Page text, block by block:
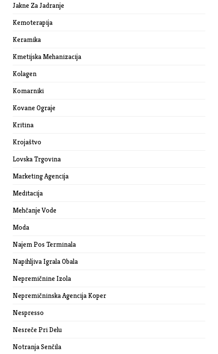
Jakne Za Jadranje
Kemoterapija
Keramika
Kmetijska Mehanizacija
Kolagen
Komarniki
Kovane Ograje
Kritina
Krojaštvo
Lovska Trgovina
Marketing Agencija
Meditacija
Mehčanje Vode
Moda
Najem Pos Terminala
Napihljiva Igrala Obala
Nepremičnine Izola
Nepremičninska Agencija Koper
Nespresso
Nesreče Pri Delu
Notranja Senčila